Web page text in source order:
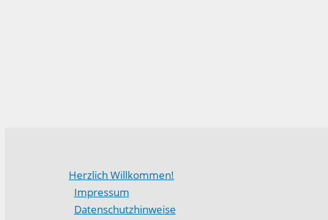
Herzlich Willkommen!
Impressum
Datenschutzhinweise